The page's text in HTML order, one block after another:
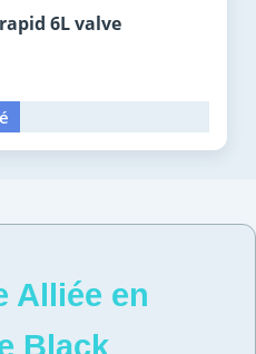
6L valve
Alliée en
Black